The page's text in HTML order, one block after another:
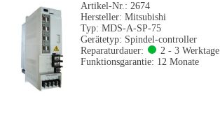
Artikel-Nr.: 2674
Hersteller: Mitsubishi
Typ: MDS-A-SP-75
Gerätetyp: Spindel-controller
Reparaturdauer:
2 - 3 Werktage
Funktionsgarantie: 12 Monate